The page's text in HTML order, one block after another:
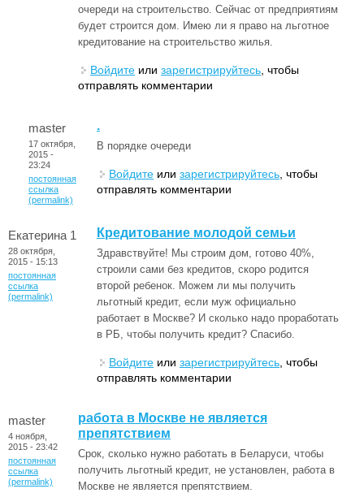
очереди на строительство. Сейчас от предприятиям
будет строится дом. Имею ли я право на льготное
кредитование на строительство жилья.
Войдите или зарегистрируйтесь , чтобы
отправлять комментарии
master
17 октября,
2015 -
23:24
постоянная
ссылка
(permalink)
.
В порядке очереди
Войдите или зарегистрируйтесь , чтобы
отправлять комментарии
Екатерина 1
28 октября,
2015 - 15:13
постоянная
ссылка
(permalink)
Кредитование молодой семьи
Здравствуйте! Мы строим дом, готово 40%,
строили сами без кредитов, скоро родится
второй ребенок. Можем ли мы получить
льготный кредит, если муж официально
работает в Москве? И сколько надо проработать
в РБ, чтобы получить кредит? Спасибо.
Войдите или зарегистрируйтесь , чтобы
отправлять комментарии
master
4 ноября,
2015 - 23:42
постоянная
ссылка
(permalink)
работа в Москве не является
препятствием
Срок, сколько нужно работать в Беларуси, чтобы
получить льготный кредит, не установлен, работа в
Москве не является препятствием.